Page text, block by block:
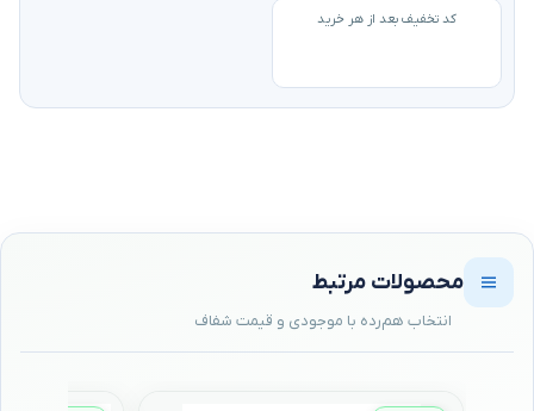
کد تخفیف بعد از هر خرید
محصولات مرتبط